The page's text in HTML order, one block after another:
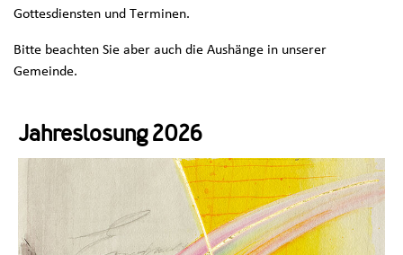
Jahreslosung 2026
Gottesdiensten und Terminen.
Bitte beachten Sie aber auch die Aushänge in unserer
Gemeinde.